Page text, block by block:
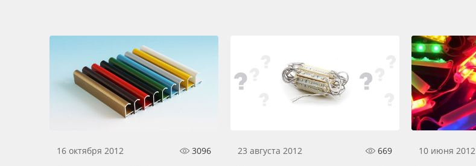
16 октября 2012 3096 23 августа 2012 669 10 июня 2012